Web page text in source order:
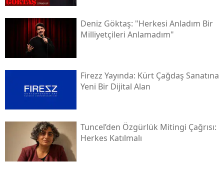
Deniz Göktaş: "herkesi Anladım Bir
Milliyetçileri Anlamadım"
Firezz Yayında: Kürt Çağdaş Sanatına
Yeni Bir Dijital Alan
Tuncel’den Özgürlük Mitingi Çağrısı:
Herkes Katılmalı